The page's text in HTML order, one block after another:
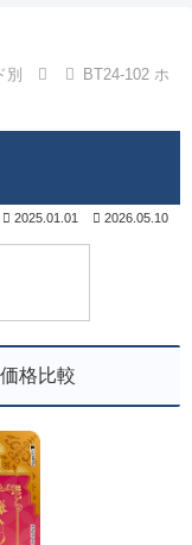
別
BT24-102 ホ
2025.01.01 2026.05.10
格比較